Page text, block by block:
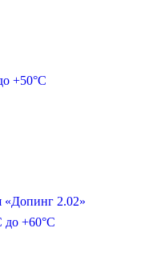
+50°С
«Допинг 2.02»
до +60°С